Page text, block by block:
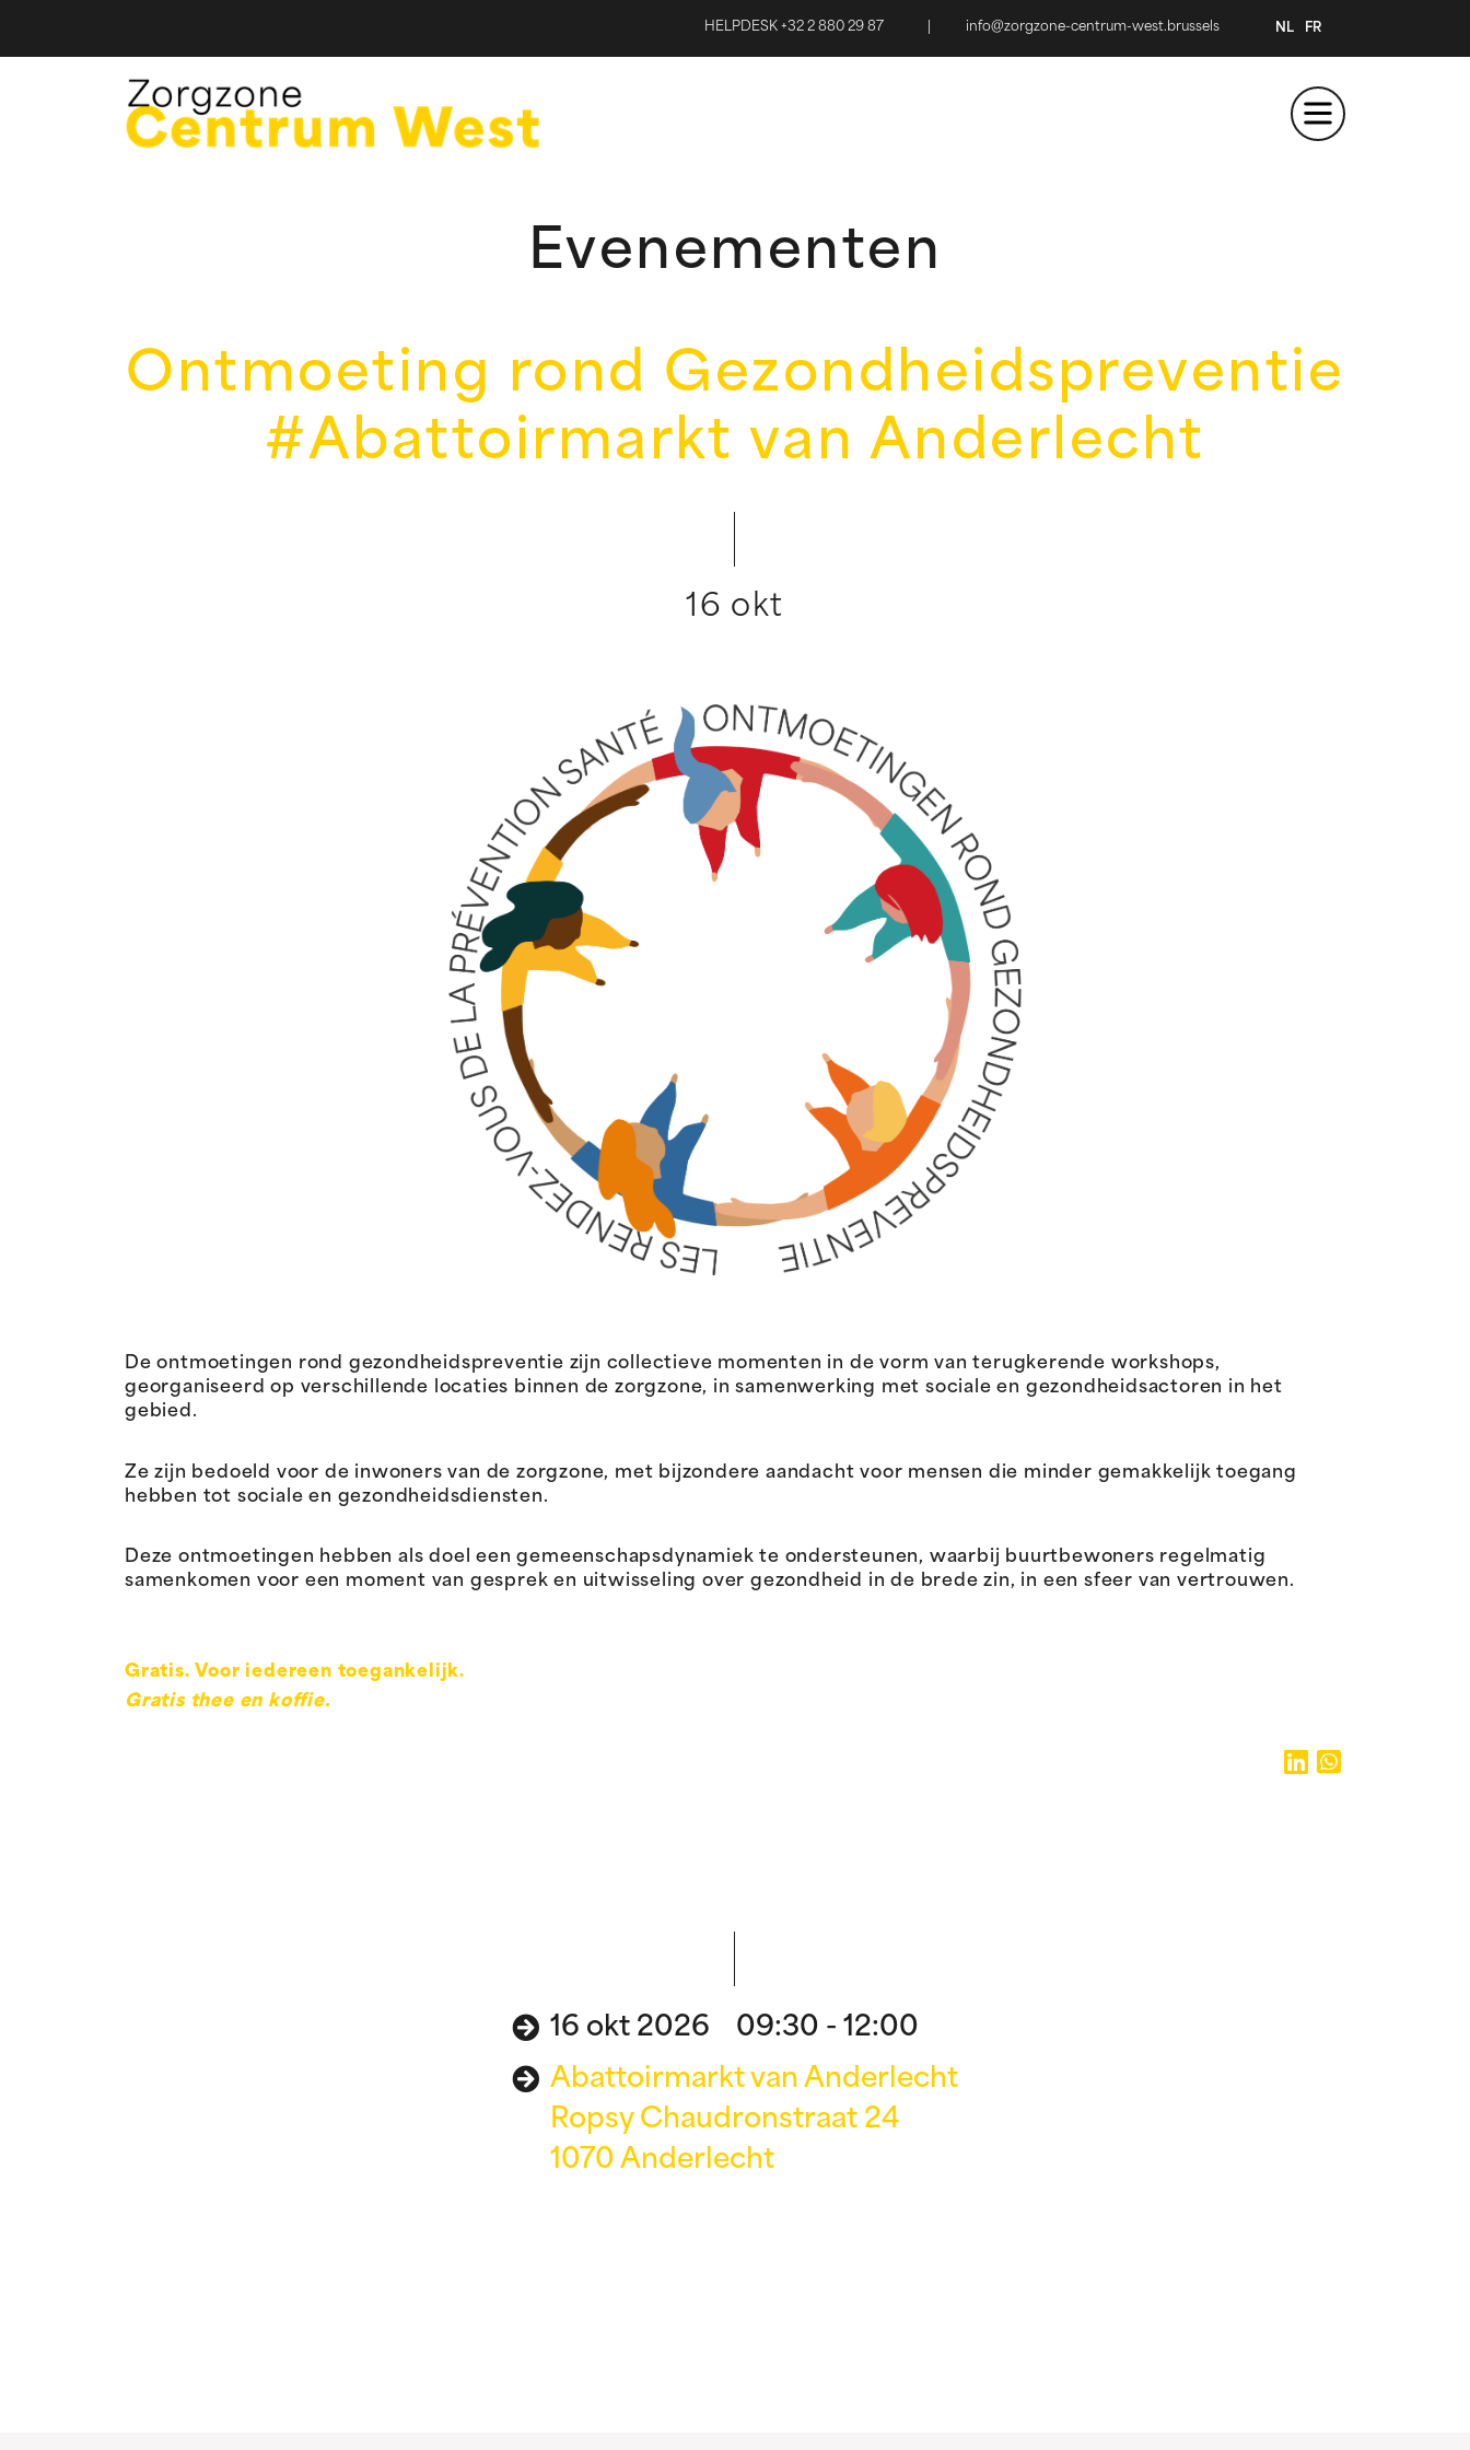
HELPDESK +32 2 880 29 87 info@zorgzone-centrum-west.brussels NL FR
Evenementen
Ontmoeting rond Gezondheidspreventie
#Abattoirmarkt van Anderlecht
16 okt
De ontmoetingen rond gezondheidspreventie zijn collectieve momenten in de vorm van terugkerende workshops,
georganiseerd op verschillende locaties binnen de zorgzone, in samenwerking met sociale en gezondheidsactoren in het
gebied.
Ze zijn bedoeld voor de inwoners van de zorgzone, met bijzondere aandacht voor mensen die minder gemakkelijk toegang
hebben tot sociale en gezondheidsdiensten.
Deze ontmoetingen hebben als doel een gemeenschapsdynamiek te ondersteunen, waarbij buurtbewoners regelmatig
samenkomen voor een moment van gesprek en uitwisseling over gezondheid in de brede zin, in een sfeer van vertrouwen.
Gratis. Voor iedereen toegankelijk.
Gratis thee en koffie.
16 okt 2026 09:30 - 12:00
Abattoirmarkt van Anderlecht
Ropsy Chaudronstraat 24
1070 Anderlecht